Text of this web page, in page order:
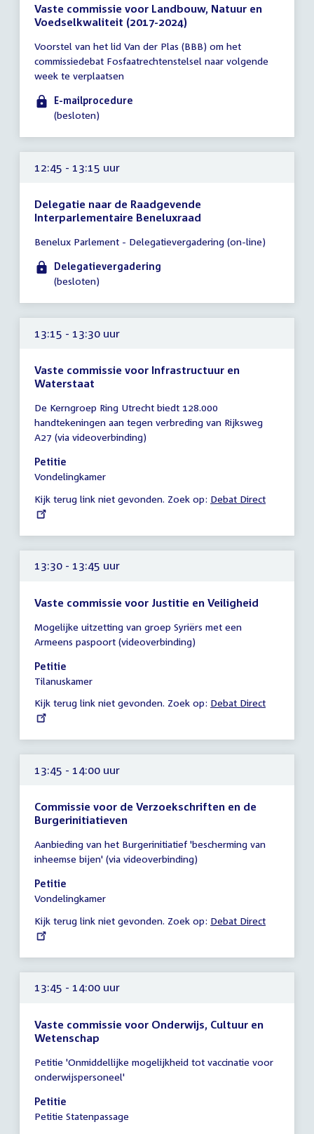
Vaste commissie voor Landbouw, Natuur en
Voedselkwaliteit (2017-2024)
vergadering
tot
12:00
uur
Voorstel van het lid Van der Plas (BBB) om het
commissiedebat Fosfaatrechtenstelsel naar volgende
week te verplaatsen
E-mailprocedure
(besloten)
12:45 - 13:15 uur
Delegatie naar de Raadgevende
Interparlementaire Beneluxraad
vergadering
12:45
-
uur
Benelux Parlement - Delegatievergadering (on-line)
Delegatievergadering
(besloten)
13:15 - 13:30 uur
Vaste commissie voor Infrastructuur en
Waterstaat
vergadering
13:15
-
13:30
uur
De Kerngroep Ring Utrecht biedt 128.000
handtekeningen aan tegen verbreding van Rijksweg
A27 (via videoverbinding)
Petitie
Vondelingkamer
Kijk terug link niet gevonden. Zoek op: External
Debat Direct
13:30 - 13:45 uur
Vaste commissie voor Justitie en Veiligheid
vergadering
13:30
-
13:45
Mogelijke uitzetting van groep Syriërs met een
Armeens paspoort (videoverbinding)
Petitie
Tilanuskamer
Kijk terug link niet gevonden. Zoek op: External
Debat Direct
13:45 - 14:00 uur
Commissie voor de Verzoekschriften en de
Burgerinitiatieven
vergadering
13:45
-
14:00
Aanbieding van het Burgerinitiatief 'bescherming van
inheemse bijen' (via videoverbinding)
Petitie
Vondelingkamer
Kijk terug link niet gevonden. Zoek op: External
Debat Direct
13:45 - 14:00 uur
Vaste commissie voor Onderwijs, Cultuur en
Wetenschap
vergadering
13:45
-
14:00
Petitie 'Onmiddellijke mogelijkheid tot vaccinatie voor
onderwijspersoneel'
Petitie
Petitie Statenpassage